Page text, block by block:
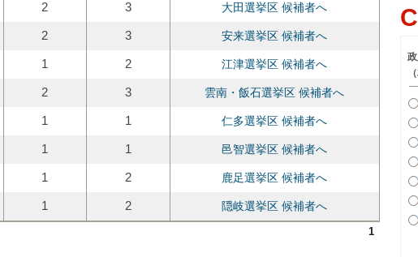
2 3 大田選挙区 候補者へ
2 3 安来選挙区 候補者へ
1 2 江津選挙区 候補者へ
2 3 雲南・飯石選挙区 候補者へ
1 1 仁多選挙区 候補者へ
1 1 邑智選挙区 候補者へ
1 2 鹿足選挙区 候補者へ
1 2 隠岐選挙区 候補者へ
1
C